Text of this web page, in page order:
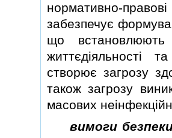
нормативно-
забезпечує
що
життєдiяльностi
створює загрозу
також загрозу
масових
вимоги